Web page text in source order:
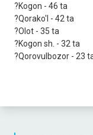
?Kogon - 46 ta
?Qorako'l - 42 ta
?Olot - 35 ta
?Kogon sh. - 32 ta
?Qorovulbozor - 23